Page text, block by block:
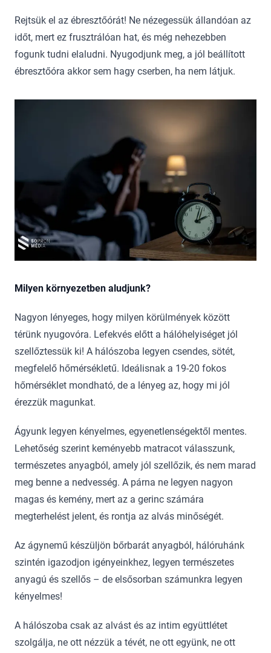
Rejtsük el az ébresztőórát! Ne nézegessük állandóan az
időt, mert ez frusztrálóan hat, és még nehezebben
fogunk tudni elaludni. Nyugodjunk meg, a jól beállított
ébresztőóra akkor sem hagy cserben, ha nem látjuk.
Milyen környezetben aludjunk?
Nagyon lényeges, hogy milyen körülmények között
térünk nyugovóra. Lefekvés előtt a hálóhelyiséget jól
szellőztessük ki! A hálószoba legyen csendes, sötét,
megfelelő hőmérsékletű. Ideálisnak a 19-20 fokos
hőmérséklet mondható, de a lényeg az, hogy mi jól
érezzük magunkat.
Ágyunk legyen kényelmes, egyenetlenségektől mentes.
Lehetőség szerint keményebb matracot válasszunk,
természetes anyagból, amely jól szellőzik, és nem marad
meg benne a nedvesség. A párna ne legyen nagyon
magas és kemény, mert az a gerinc számára
megterhelést jelent, és rontja az alvás minőségét.
Az ágynemű készüljön bőrbarát anyagból, hálóruhánk
szintén igazodjon igényeinkhez, legyen természetes
anyagú és szellős – de elsősorban számunkra legyen
kényelmes!
A hálószoba csak az alvást és az intim együttlétet
szolgálja, ne ott nézzük a tévét, ne ott együnk, ne ott